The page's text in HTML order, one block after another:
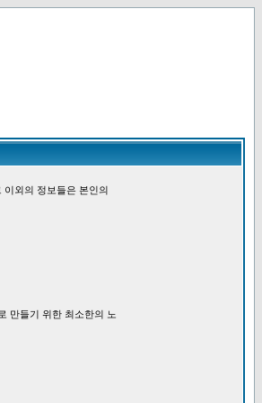
외의 정보들은 본인의
만들기 위한 최소한의 노